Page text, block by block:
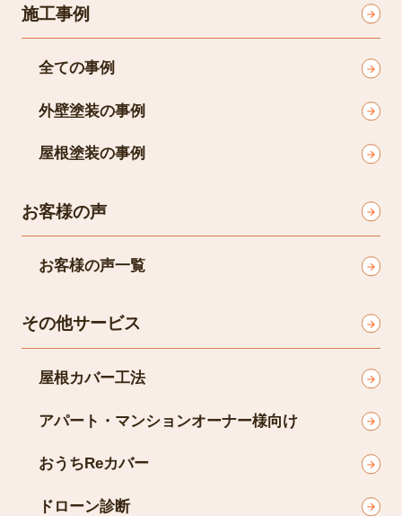
施工事例
全ての事例
外壁塗装の事例
屋根塗装の事例
お客様の声
お客様の声一覧
その他サービス
屋根カバー工法
アパート・マンションオーナー様向け
おうちReカバー
ドローン診断